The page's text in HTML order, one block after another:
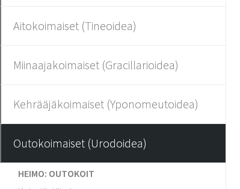
Aitokoimaiset (Tineoidea)
Miinaajakoimaiset (Gracillarioidea)
Kehrääjäkoimaiset (Yponomeutoidea)
Outokoimaiset (Urodoidea)
HEIMO: OUTOKOIT